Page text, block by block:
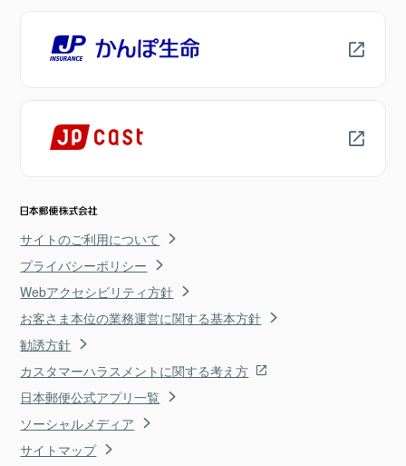
サイトのご利用について
プライバシーポリシー
Webアクセシビリティ方針
お客さま本位の業務運営に関する基本方針
勧誘方針
カスタマーハラスメントに関する考え方
日本郵便公式アプリ一覧
ソーシャルメディア
サイトマップ